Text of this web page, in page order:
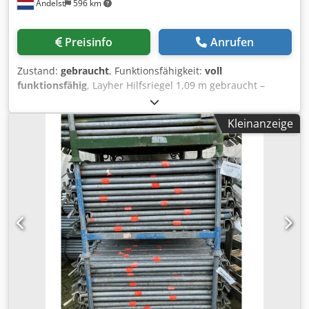
Andelst 596 km
Preisinfo Anrufen
Zustand: gebraucht, Funktionsfähigkeit: voll
funktionsfähig, Layher Hilfsriegel 1,09 m gebraucht –
zusätzliche Stabilität für Ihr Allround-Gerüst Dieser
gebrauchte Layher AR Hilfsriegel mit einer Länge von 1,09
Metern ist ein Originalbauteil des Layher Allround
Gerüstsystems. Der Hilfsriegel wird als horizontale oder
diagonale Verstärkung eingesetzt und trägt maßgeblich
zur Stabilität und Sicherheit der Gerüstkonstruktion bei. Es
handelt sich hierbei um eine gebrauchte Ausführung, die
technisch vollständig geprüft und für den professionellen
Einsatz auf der Baustelle geeignet ist. Hauptmerkmale:
Original Layher Allround Systemkomponente - Länge: 1,09
Meter - Material: feuerverzinkter Stahl – stabil, langlebig
und zuverlässig - Zustand: gebraucht, technisch 100%
funktionsfähig - Anwendungsbereich: für zusätzliche
Stabilität und Verstärkung von Arbeitsflächen Warum
sollten Sie sich für diesen Hilfsriegel entscheiden? - Erhöht
Kleinanzeige